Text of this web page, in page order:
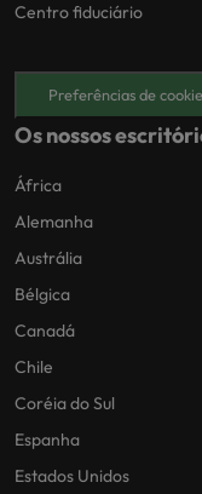
Centro fiduciário
Preferências de
Os nossos
África
Alemanha
Austrália
Bélgica
Canadá
Chile
Coréia do Sul
Espanha
Estados Unidos